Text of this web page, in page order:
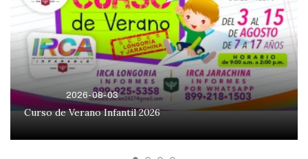
2026-08-03
Curso de Verano Infantil 2026